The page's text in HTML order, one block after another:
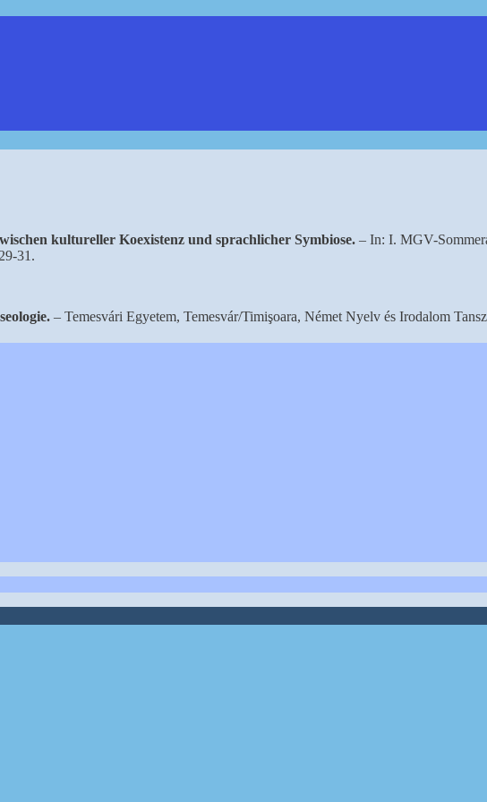
kultureller Koexistenz und sprachlicher Symbiose. – In: I. MGV-
31.
– Temesvári Egyetem, Temesvár/Timi­şoara, Német Nyelv és Irodalom